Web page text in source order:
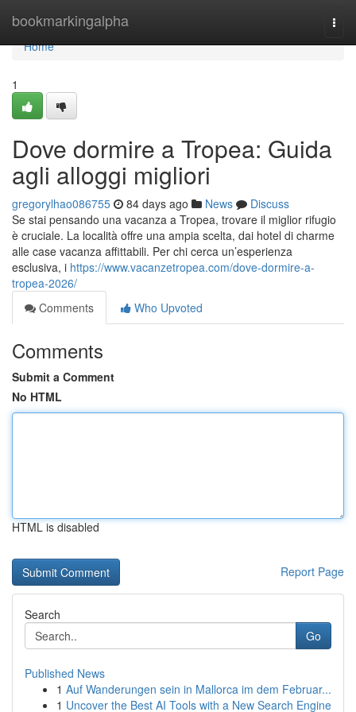
bookmarkingalpha
Home
Home
1
Dove dormire a Tropea: Guida
agli alloggi migliori
gregorylhao086755 84 days ago News
Discuss
Se stai pensando una vacanza a Tropea, trovare il miglior rifugio
è cruciale. La località offre una ampia scelta, dai hotel di charme
alle case vacanza affittabili. Per chi cerca un’esperienza
esclusiva, i https://www.vacanzetropea.com/dove-dormire-a-
tropea-2026/
Comments
Who Upvoted
Comments
Submit a Comment
No HTML
HTML is disabled
Report Page
Search
Go
Published News
1 Auf Wanderungen sein in Mallorca im dem Februar...
1 Uncover the Best AI Tools with a New Search Engine